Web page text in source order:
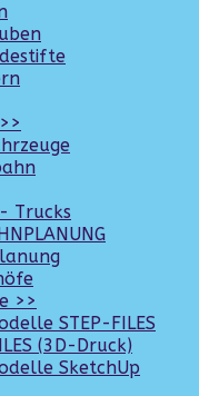
Trucks
>>
STEP-FILES
(3D-Druck)
SketchUp